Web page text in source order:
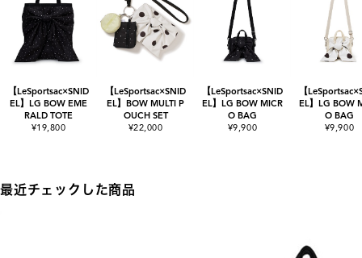
【LeSportsac×SNID
EL】LG BOW EME
RALD TOTE
¥19,800
【LeSportsac×SNID
EL】BOW MULTI P
OUCH SET
¥22,000
【LeSportsac×SNID
EL】LG BOW MICR
O BAG
¥9,900
【
EL】LG BOW
O BAG
¥9,900
最近チェックした商品